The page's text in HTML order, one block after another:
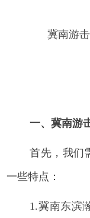
冀南游
一、冀南游
首先，我们
一些特点：
1.冀南东滨